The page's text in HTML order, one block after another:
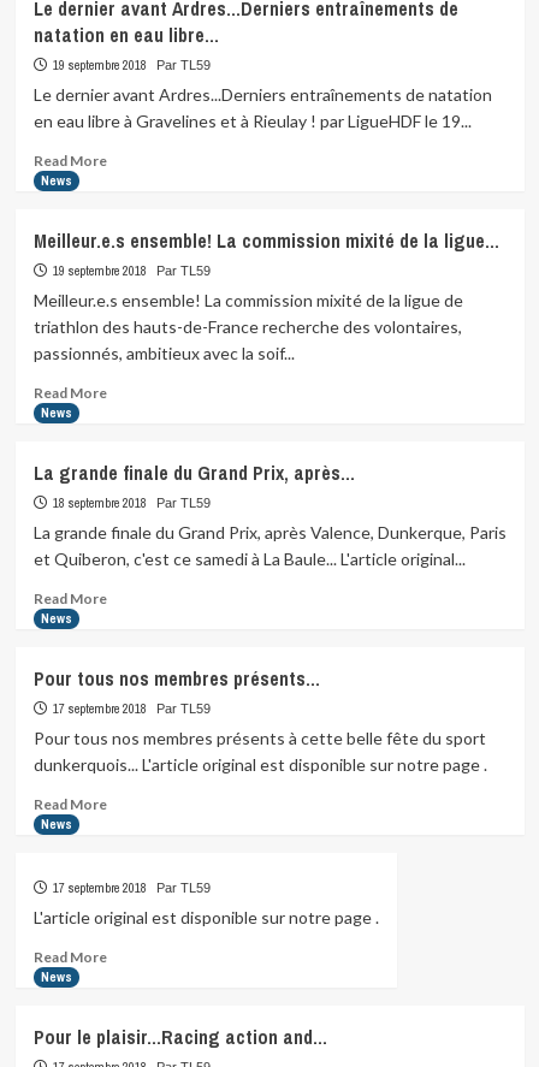
Le dernier avant Ardres…Derniers entraînements de
natation en eau libre…
19 septembre 2018 Par TL59
Le dernier avant Ardres...Derniers entraînements de natation
en eau libre à Gravelines et à Rieulay ! par LigueHDF le 19...
Read MoreRead
dernier
avant
entraînements
de
News
Meilleur.e.s ensemble! La commission mixité de la ligue…
19 septembre 2018 Par TL59
Meilleur.e.s ensemble! La commission mixité de la ligue de
triathlon des hauts-de-France recherche des volontaires,
passionnés, ambitieux avec la soif...
Read MoreRead
ensemble!
La
commission
de
la
News
La grande finale du Grand Prix, après…
18 septembre 2018 Par TL59
La grande finale du Grand Prix, après Valence, Dunkerque, Paris
et Quiberon, c'est ce samedi à La Baule... L'article original...
Read MoreRead
grande
finale
Prix,
après…
News
Pour tous nos membres présents…
17 septembre 2018 Par TL59
Pour tous nos membres présents à cette belle fête du sport
dunkerquois... L'article original est disponible sur notre page .
Read MoreRead
tous
nos
présents…
News
17 septembre 2018 Par TL59
L'article original est disponible sur notre page .
Read MoreRead
News
Pour le plaisir…Racing action and…